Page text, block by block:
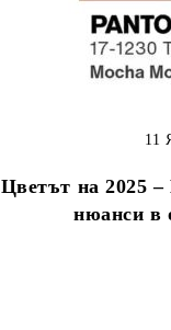
Цветът на 2025
нюанси в
11